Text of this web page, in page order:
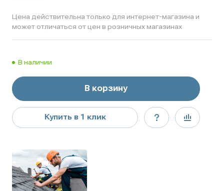
Цена действительна только для интернет-магазина и
может отличаться от цен в розничных магазинах
В наличии
В корзину
Купить в 1 клик